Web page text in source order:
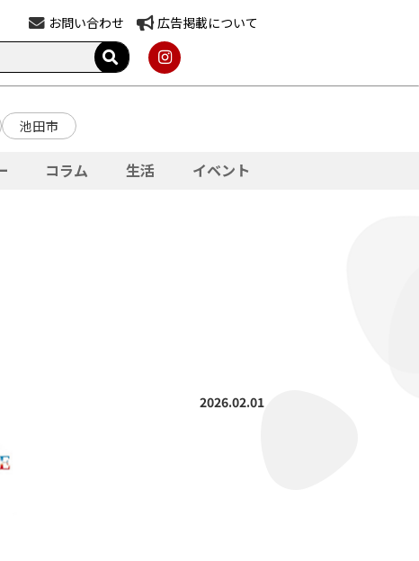
お問い合わせ 広告掲載について
池田市
コラム 生活 イベント
2026.02.01